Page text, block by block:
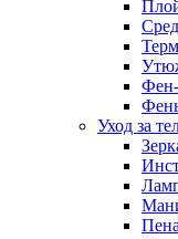
Уход за